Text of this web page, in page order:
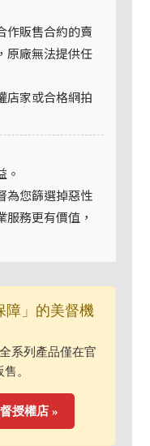
作販售合約的賣
，原廠無法提供任
店家或合格網拍
。
為您篩選掉惡性
務更有價值，
障」的美督機
系列產品僅在官
。
授權店 »